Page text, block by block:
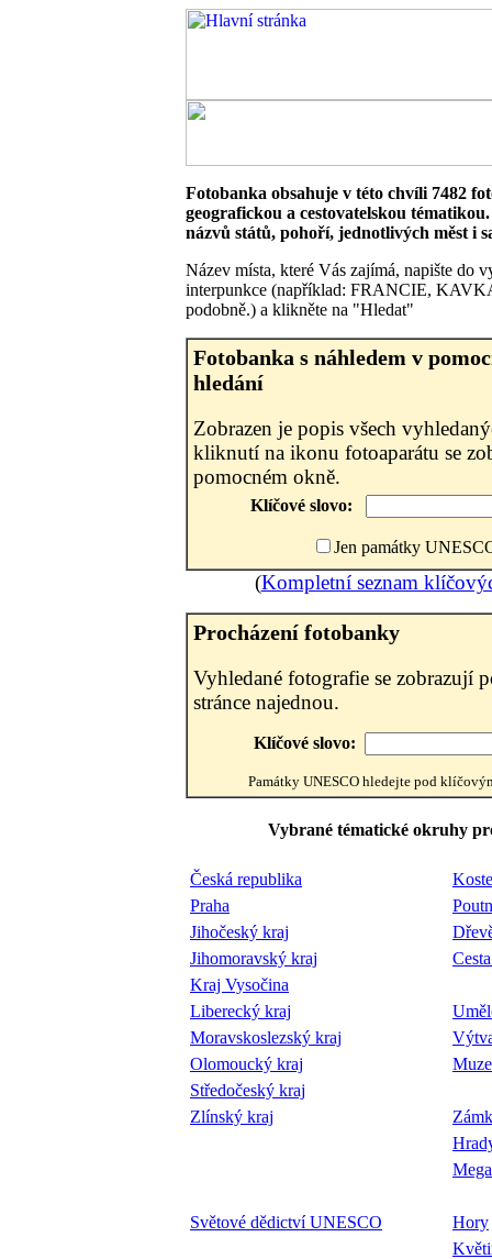
Fotobanka obsahuje v této chvíli 7482
geografickou a cestovatelskou
názvů států, pohoří, jednotlivých měst i
Název místa, které Vás zajímá, napište do
interpunkce (například: FRANCIE,
podobně.) a klikněte na "Hledat"
Fotobanka s náhledem v
hledání
Zobrazen je popis všech
kliknutí na ikonu fotoaparátu se
pomocném okně.
Klíčové slovo:
Jen památky
(Kompletní seznam
Procházení fotobanky
Vyhledané fotografie se zobrazují
stránce najednou.
Klíčové slovo:
Památky UNESCO hledejte pod
Vybrané tématické okruhy
Česká republika
Praha
Jihočeský kraj
Jihomoravský kraj
Kraj Vysočina
Liberecký kraj
Moravskoslezský kraj
Olomoucký kraj
Středočeský kraj
Zlínský kraj
Světové dědictví UNESCO
Hory